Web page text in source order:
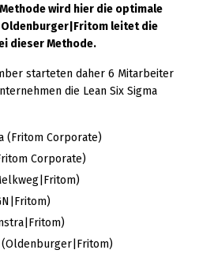
wird hier die optimale
leitet die
dieser Methode.
starteten daher 6 Mitarbeiter
die Lean Six Sigma
(Fritom Corporate)
Corporate)